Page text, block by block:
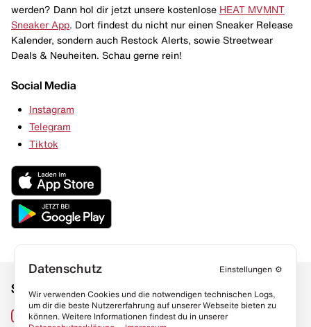
werden? Dann hol dir jetzt unsere kostenlose HEAT MVMNT
Sneaker App . Dort findest du nicht nur einen Sneaker Release
Kalender, sondern auch Restock Alerts, sowie Streetwear
Deals & Neuheiten. Schau gerne rein!
Social Media
Instagram
Telegram
Tiktok
Social Media
Instagram
Links
Sneaker Lexikon
Datenschutz Einstellungen ⚙️
Wir verwenden Cookies und die notwendigen technischen Logs,
um dir die beste Nutzererfahrung auf unserer Webseite bieten zu
können. Weitere Informationen findest du in unserer